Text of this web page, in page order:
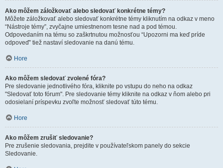
Ako môžem záložkovať alebo sledovať konkrétne témy?
Môžete záložkovať alebo sledovať konkrétne témy kliknutím na odkaz v meno
“Nástroje témy”, zvyčajne umiestnenom tesne nad a pod témou.
Odpovedaním na tému so zaškrtnutou možnosťou “Upozorni ma keď príde
odpoveď” tiež nastaví sledovanie na danú tému.
Hore
Ako môžem sledovať zvolené fóra?
Pre sledovanie jednotlivého fóra, kliknite po vstupu do neho na odkaz
"Sledovať toto fórum". Pre sledovanie témy kliknite na odkaz v ňom alebo pri
odosielaní príspevku zvoľte možnosť sledovať túto tému.
Hore
Ako môžem zrušiť sledovanie?
Pre zrušenie sledovania, prejdite v používateľskom panely do sekcie
Sledovanie.